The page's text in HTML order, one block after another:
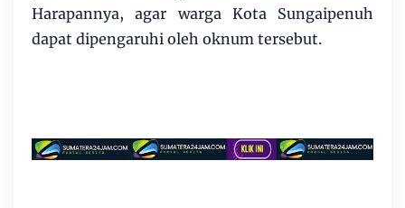
Harapannya, agar warga Kota Sungaipenuh
dapat dipengaruhi oleh oknum tersebut.